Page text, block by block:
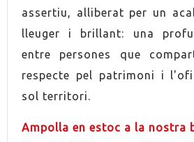
CONTÉ ESTOIG
assertiu, alliberat per un
lleuger i brillant: una
entre persones que
respecte pel patrimoni i
sol territori.
Ampolla en estoc a la nostra